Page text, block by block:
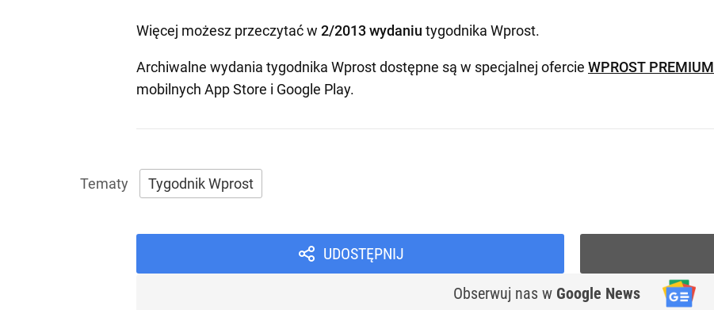
Więcej możesz przeczytać w 2/2013 wydaniu tygodnika Wprost.
Archiwalne wydania tygodnika Wprost dostępne są w specjalnej ofercie WPROST PREMIUM
mobilnych App Store i Google Play.
Tygodnik Wprost
UDOSTĘPNIJ
Obserwuj nas w Google News